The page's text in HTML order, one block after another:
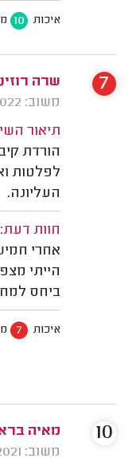
איכות 10
שרה
משוב: 14/03/2022
תיאור
הורדת
לפלטות
העליונה.
חוות דעת:
אחרי
הייתי
ביחס
איכות 7
7
מאיה
משוב: 28/05/2021
10